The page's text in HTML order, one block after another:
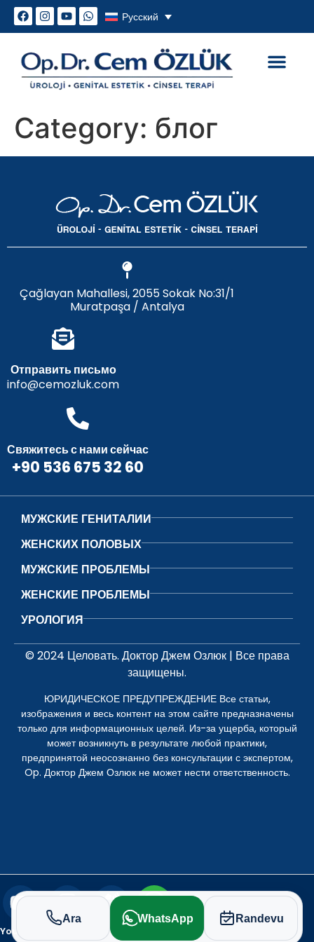
Русский
Category: блог
Çağlayan Mahallesi, 2055 Sokak No:31/1
Muratpaşa / Antalya
Отправить письмо
info@cemozluk.com
Свяжитесь с нами сейчас
+90 536 675 32 60
МУЖСКИЕ ГЕНИТАЛИИ
ЖЕНСКИХ ПОЛОВЫХ
МУЖСКИЕ ПРОБЛЕМЫ
ЖЕНСКИЕ ПРОБЛЕМЫ
УРОЛОГИЯ
© 2024 Целовать. Доктор Джем Озлюк | Все права
защищены.
ЮРИДИЧЕСКОЕ ПРЕДУПРЕЖДЕНИЕ Все статьи,
изображения и весь контент на этом сайте предназначены
только для информационных целей. Из-за ущерба, который
может возникнуть в результате любой практики,
предпринятой неосознанно без консультации с экспертом,
Op. Доктор Джем Озлюк не может нести ответственность.
Youtube Поиск WhatsApp
Ara WhatsApp Randevu